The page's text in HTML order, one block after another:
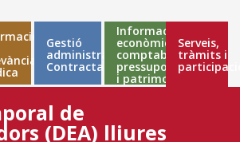
Gestió
administrativa
Contractació
Informació
econòmica,
comptable,
pressupostària
i patrimonial
Serveis,
tràmits i
de
(DEA) lliures